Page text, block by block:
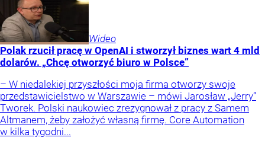
Wideo
Polak rzucił pracę w OpenAI i stworzył biznes wart 4 mld
dolarów. „Chcę otworzyć biuro w Polsce”
– W niedalekiej przyszłości moja firma otworzy swoje
przedstawicielstwo w Warszawie – mówi Jarosław „Jerry”
Tworek. Polski naukowiec zrezygnował z pracy z Samem
Altmanem, żeby założyć własną firmę. Core Automation
w kilka tygodni...